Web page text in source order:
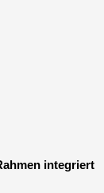
integriert